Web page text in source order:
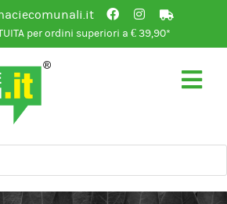
per ordini superiori a € 39,90*